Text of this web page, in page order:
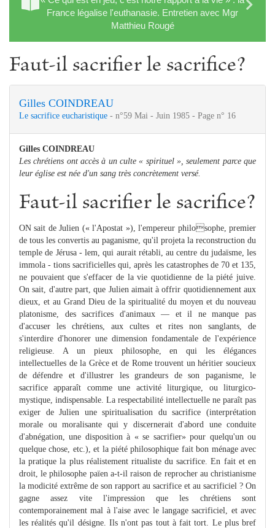
France légalise l'euthanasie. Entretien avec Mgr
Matthieu Rougé
Faut-il sacrifier le sacrifice?
Gilles COINDREAU
Le sacrifice eucharistique - n°59 Mai - Juin 1985 - Page n° 16
Gilles COINDREAU
Les chrétiens ont accès à un culte « spirituel », seulement parce que
leur église est née d'un sang très concrètement versé.
Faut-il sacrifier le sacrifice?
ON sait de Julien (« l'Apostat »), l'empereur philosophe, premier
de tous les convertis au paganisme, qu'il projeta la reconstruction du
temple de Jérusa - lem, qui aurait rétabli, au centre du judaïsme, les
immola - tions sacrificielles qui, après les catastrophes de 70 et 135,
ne pouvaient que s'effacer de la vie quotidienne de la piété juive.
On sait, d'autre part, que Julien aimait à offrir quotidiennement aux
dieux, et au Grand Dieu de la spiritualité du moyen et du nouveau
platonisme, des sacrifices d'animaux — et il ne manque pas
d'accuser les chrétiens, aux cultes et rites non sanglants, de
s'interdire d'honorer une dimension fondamentale de l'expérience
religieuse. A un pieux philosophe, en qui les élégances
intellectuelles de la Grèce et de Rome trouvent un héritier soucieux
de défendre et d'illustrer les grandeurs de son paganisme, le
sacrifice apparaît comme une activité liturgique, ou liturgico-
mystique, indispensable. La respectabilité intellectuelle ne paraît pas
exiger de Julien une spiritualisation du sacrifice (interprétation
morale ou moralisante qui y discernerait d'abord une conduite
d'abnégation, une disposition à « se sacrifier» pour quelqu'un ou
quelque chose, etc.), et la piété philosophique fait bon ménage avec
la pratique la plus réalistement ritualiste du sacrifice. En fait et en
droit, le philosophe païen a-t-il raison de reprocher au christianisme
la modicité extrême de son rapport au sacrifice et au sacrificiel ? On
gagne assez vite l'impression que les chrétiens sont
contemporainement mal à l'aise avec le langage sacrificiel, et avec
les réalités qu'il désigne. Ils n'ont pas tout à fait tort. Le plus bref